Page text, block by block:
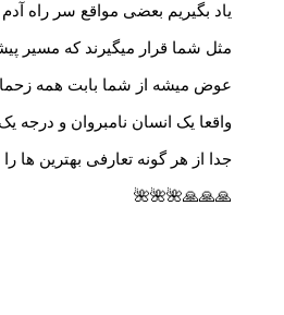
یاد بگیریم بعضی مواقع سر راه
مثل شما قرار میگیرند که مسیر
عوض میشه از شما بابت همه
واقعا یک انسان نامبروان و درجه
جدا از هر گونه تعارفی بهترین ها
🙏🙏🙏🌺🌺🌺